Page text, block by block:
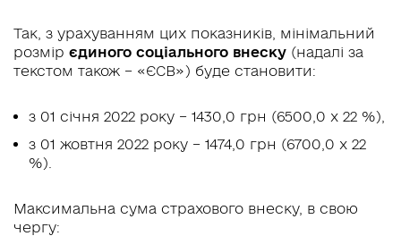
Так, з урахуванням цих показників, мінімальний
розмір єдиного соціального внеску (надалі за
текстом також – «ЄСВ») буде становити:
з 01 січня 2022 року – 1430,0 грн (6500,0 х 22 %),
з 01 жовтня 2022 року – 1474,0 грн (6700,0 х 22
%).
Максимальна сума страхового внеску, в свою
чергу: